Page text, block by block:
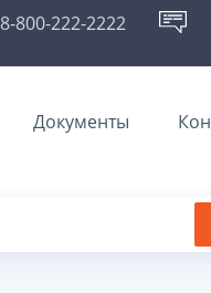
8-800-222-2222
Документы